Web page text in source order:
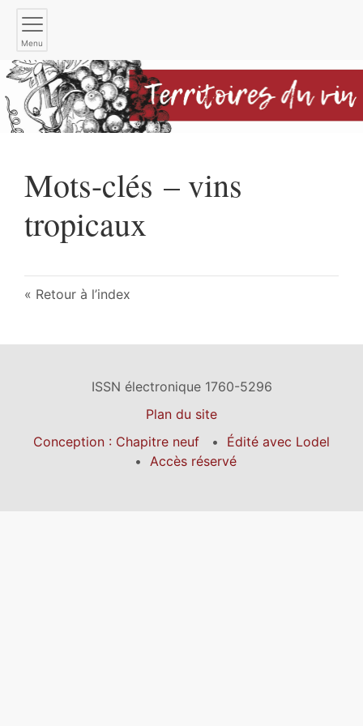
Menu
Mots-clés – vins
tropicaux
Retour à l’index
ISSN électronique 1760-5296
Plan du site
Conception : Chapitre neuf
Édité avec Lodel
Accès réservé